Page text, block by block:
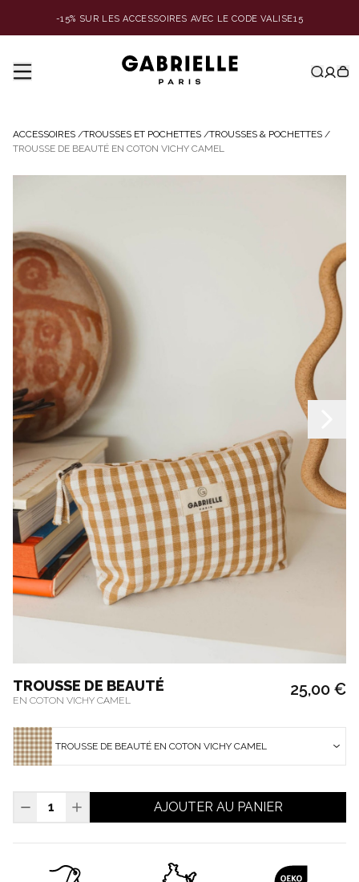
-15% SUR LES ACCESSOIRES AVEC LE CODE VALISE15
ACCESSOIRES /TROUSSES ET POCHETTES /TROUSSES & POCHETTES /
TROUSSE DE BEAUTÉ EN COTON VICHY CAMEL
TROUSSE DE BEAUTÉ
EN COTON VICHY CAMEL
25,00 €
TROUSSE DE BEAUTÉ EN COTON VICHY CAMEL
AJOUTER AU PANIER